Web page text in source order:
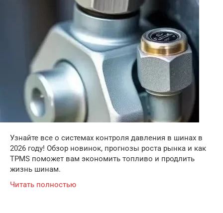
Узнайте все о системах контроля давления в шинах в
2026 году! Обзор новинок, прогнозы роста рынка и как
TPMS поможет вам экономить топливо и продлить
жизнь шинам.
Читать полностью